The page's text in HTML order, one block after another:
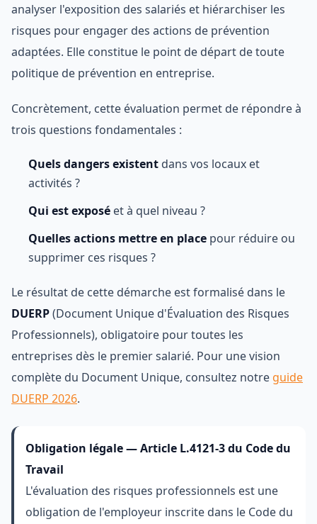
analyser l'exposition des salariés et hiérarchiser les
risques pour engager des actions de prévention
adaptées. Elle constitue le point de départ de toute
politique de prévention en entreprise.
Concrètement, cette évaluation permet de répondre à
trois questions fondamentales :
Quels dangers existent dans vos locaux et
activités ?
Qui est exposé et à quel niveau ?
Quelles actions mettre en place pour réduire ou
supprimer ces risques ?
Le résultat de cette démarche est formalisé dans le
DUERP(Document Unique d'Évaluation des Risques
Professionnels), obligatoire pour toutes les
entreprises dès le premier salarié. Pour une vision
complète du Document Unique, consultez notre guide
DUERP 2026.
Obligation légale — Article L.4121-3 du Code du
Travail
L'évaluation des risques professionnels est une
obligation de l'employeur inscrite dans le Code du